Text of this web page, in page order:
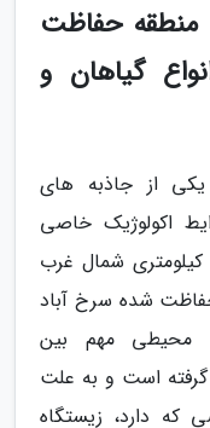
حفاظت
گیاهان و
از جاذبه های
اکولوژیک خاصی
است صحبت کنیم. این منطقه در 18 کیلومتری شمال غرب
شده سرخ آباد
محیطی مهم بین
گرفته است و به علت
که دارد، زیستگاه